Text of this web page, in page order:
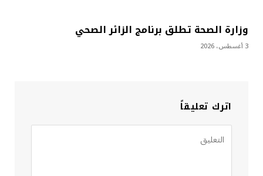
وزارة الصحة تطلق برنامج الزائر الصحي
3 أغسطس، 2026
اترك تعليقاً